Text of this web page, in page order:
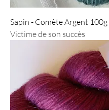
Sapin - Comète Argent 100g
Victime de son succès